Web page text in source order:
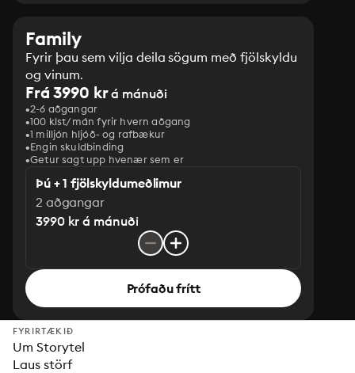
Family
Fyrir þau sem vilja deila sögum með fjölskyldu
og vinum.
Frá 3990 krá mánuði
2-6 aðgangar
100 klst/mán fyrir hvern aðgang
1 milljón hljóð- og rafbækur
‎Engin skuldbinding
Getur sagt upp hvenær sem er
Þú + 1 fjölskyldumeðlimur
2 aðgangar
3990 kr á mánuði
Prófaðu frítt
FYRIRTÆKIÐ
Um Storytel
Laus störf